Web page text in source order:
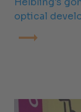
optical